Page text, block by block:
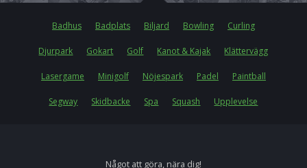
Badhus Badplats Biljard Bowling Curling
Djurpark Gokart Golf Kanot & Kajak Klättervägg
Lasergame Minigolf Nöjespark Padel Paintball
Segway Skidbacke Spa Squash Upplevelse
Något att göra, nära dig!